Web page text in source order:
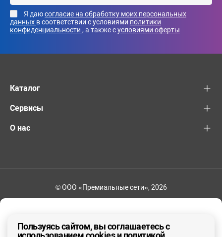
Я даюсогласие на обработку моих персональных
данных в соответствии с условиями политики
конфиденциальности , а также сусловиями оферты
Каталог
Сервисы
О нас
© ООО «Премиальные сети», 2026
Пользуясь сайтом, вы соглашаетесь с